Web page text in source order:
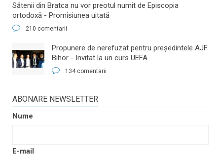
Sătenii din Bratca nu vor preotul numit de Episcopia
ortodoxă - Promisiunea uitată
210 comentarii
​Propunere de nerefuzat pentru preşedintele AJF
Bihor - Invitat la un curs UEFA
134 comentarii
ABONARE NEWSLETTER
Nume
E-mail